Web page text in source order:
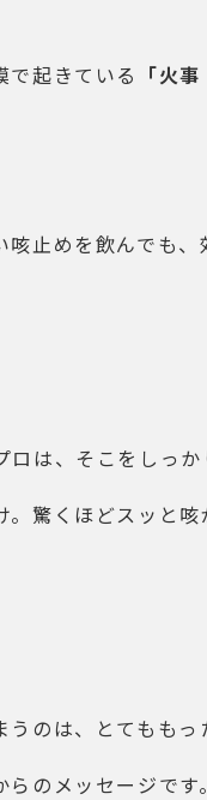
起きている 「火
止めを飲んでも、
は、そこをしっか
驚くほどスッと
のは、とてももっ
のメッセージで